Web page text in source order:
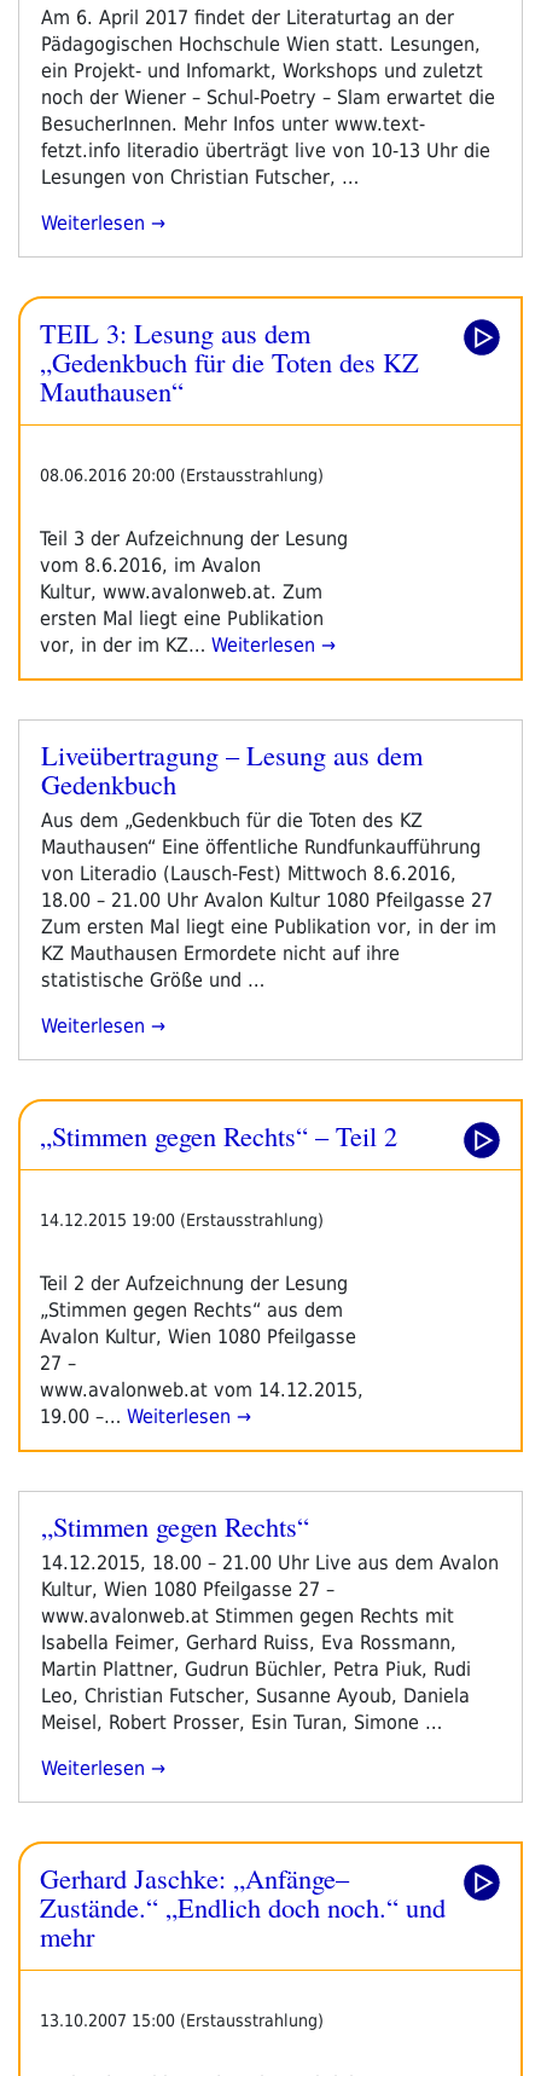
Am 6. April 2017 findet der Literaturtag an der
Pädagogischen Hochschule Wien statt. Lesungen,
ein Projekt- und Infomarkt, Workshops und zuletzt
noch der Wiener – Schul-Poetry – Slam erwartet die
BesucherInnen. Mehr Infos unter www.text-
fetzt.info literadio überträgt live von 10-13 Uhr die
Lesungen von Christian Futscher, …
„Text-
Der
PH
Wien“
Weiterlesen
TEIL 3: Lesung aus dem
„Gedenkbuch für die Toten des KZ
Mauthausen“
08.06.2016 20:00 (Erstausstrahlung)
Teil 3 der Aufzeichnung der Lesung
vom 8.6.2016, im Avalon
Kultur, www.avalonweb.at. Zum
ersten Mal liegt eine Publikation
vor, in der im KZ… Weiterlesen →
Veröffentlicht
am
Liveübertragung – Lesung aus dem
Gedenkbuch
Aus dem „Gedenkbuch für die Toten des KZ
Mauthausen“ Eine öffentliche Rundfunkaufführung
von Literadio (Lausch-Fest) Mittwoch 8.6.2016,
18.00 – 21.00 Uhr Avalon Kultur 1080 Pfeilgasse 27
Zum ersten Mal liegt eine Publikation vor, in der im
KZ Mauthausen Ermordete nicht auf ihre
statistische Größe und …
„Liveübertragung
Aus
Dem
Gedenkbuch“
Weiterlesen
„Stimmen gegen Rechts“ – Teil 2
14.12.2015 19:00 (Erstausstrahlung)
Teil 2 der Aufzeichnung der Lesung
„Stimmen gegen Rechts“ aus dem
Avalon Kultur, Wien 1080 Pfeilgasse
27 –
www.avalonweb.at vom 14.12.2015,
19.00 –… Weiterlesen →
Veröffentlicht
„Stimmen gegen Rechts“
14.12.2015, 18.00 – 21.00 Uhr Live aus dem Avalon
Kultur, Wien 1080 Pfeilgasse 27 –
www.avalonweb.at Stimmen gegen Rechts mit
Isabella Feimer, Gerhard Ruiss, Eva Rossmann,
Martin Plattner, Gudrun Büchler, Petra Piuk, Rudi
Leo, Christian Futscher, Susanne Ayoub, Daniela
Meisel, Robert Prosser, Esin Turan, Simone …
„„Stimmen
Weiterlesen
Gerhard Jaschke: „Anfänge–
Zustände.“ „Endlich doch noch.“ und
mehr
13.10.2007 15:00 (Erstausstrahlung)